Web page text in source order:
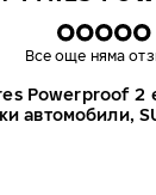
Powerproof 2
автомобили,
Все още няма